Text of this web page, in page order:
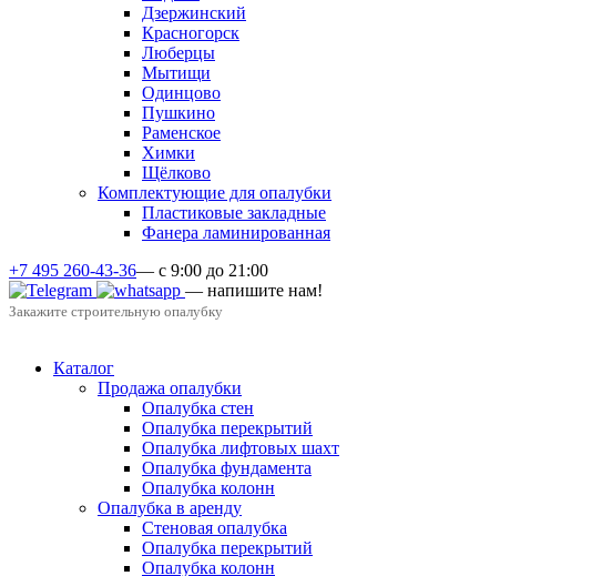
Дзержинский
Красногорск
Люберцы
Мытищи
Одинцово
Пушкино
Раменское
Химки
Щёлково
Комплектующие для опалубки
Пластиковые закладные
Фанера ламинированная
+7 495 260-43-36— с 9:00 до 21:00
— напишите нам!
Закажите строительную опалубку
Каталог
Продажа опалубки
Опалубка стен
Опалубка перекрытий
Опалубка лифтовых шахт
Опалубка фундамента
Опалубка колонн
Опалубка в аренду
Стеновая опалубка
Опалубка перекрытий
Опалубка колонн